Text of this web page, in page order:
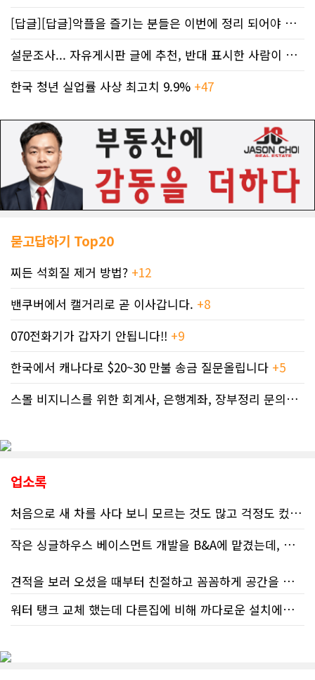
[답글][답글]악플을 즐기는 분들은 이번에 정리 되어야 합니다.
설문조사... 자유게시판 글에 추천, 반대 표시한 사람이 누구인지 명단..
한국 청년 실업률 사상 최고치 9.9% +47
묻고답하기 Top20
찌든 석회질 제거 방법? +12
밴쿠버에서 캘거리로 곧 이사갑니다. +8
070전화기가 갑자기 안됩니다!! +9
한국에서 캐나다로 $20~30 만불 송금 질문올립니다 +5
스몰 비지니스를 위한 회계사, 은행계좌, 장부정리 문의드립니다.
업소록
처음으로 새 차를 사다 보니 모르는 것도 많고 걱정도 컸는데 박문호 딜러님 덕분에 전 과정이 너무나 편안하고 만족스러웠습니다! 상담하는 내내 꼼꼼하게 설명해 주신 것은 물론, 복잡한 서류 절차와 차량 옵션 체크까지 세심하게 챙겨주셔서 마음이 정말 든든했습니다. 차량 출고 날에도 긴 시간 할애해 가며 기능을 친절하게 하나하나 설명해 주셔서 큰 도움이 되었는데요, 특히 정비사 출신이셔서 그런지 디테일한 부분까지 전문적으로 말씀해 주셔서 신뢰가 팍팍 갔습니다 ?? 다른분 리뷰에도 있지만 마지막에 "진짜 서비스는 이제부터 시작"이라는 진심어린 말씀에는 깊은 감동을 받았습니다. 앞으로 주변에 차 구매하려는 분이 있다면 무조건 박문호 딜러님 강력 추천입니다! 신경 써주셔서 진심으로 감사드리며, 늘 건강하시고 번창하시길 바랍니다 :)
작은 싱글하우스 베이스먼트 개발을 B&A에 맡겼는데, 처음부터 끝까지 정말 만족스러운 경험이었습니다.
견적을 보러 오셨을 때부터 친절하고 꼼꼼하게 공간을 확인해 주셨고, 여러 옵션이 포함된 견적 금액도 다른 업체들과 비교했을 때 매우 합리적이었습니다.
저희 집은 사이드 도어가 없어 작업하시기 불편하셨을 텐데도 항상 밝은 모습으로 오셔서 성실하게 작업해 주셨습니다. 공사 중에도 진행 상황과 앞으로의 작업 계획을 수시로 자세히 설명해 주셔서 믿고 맡길 수 있었고, 세심한 소통에 큰 만족을 느꼈습니다.
공사가 끝난 후에는 마무리 점검까지 꼼꼼하게 진행해 주시는 모습에서 전문성과 책임감을 느낄 수 있었습니다.
워터 탱크 교체 했는데 다른집에 비해 까다로운 설치에도 불구하고 너무 친절하게 잘 해주셨습니다. 수제자 라이언님 최고!